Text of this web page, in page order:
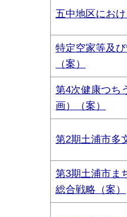
五中地区にお
特定空家等及
（案）
第4次健康つち
画）（案）
第2期土浦市多
第3期土浦市ま
総合戦略（案）